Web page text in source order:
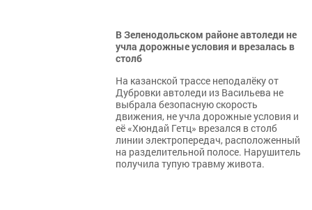
В Зеленодольском районе автоледи не
учла дорожные условия и врезалась в
столб
На казанской трассе неподалёку от
Дубровки автоледи из Васильева не
выбрала безопасную скорость
движения, не учла дорожные условия и
её «Хюндай Гетц» врезался в столб
линии электропередач, расположенный
на разделительной полосе. Нарушитель
получила тупую травму живота.